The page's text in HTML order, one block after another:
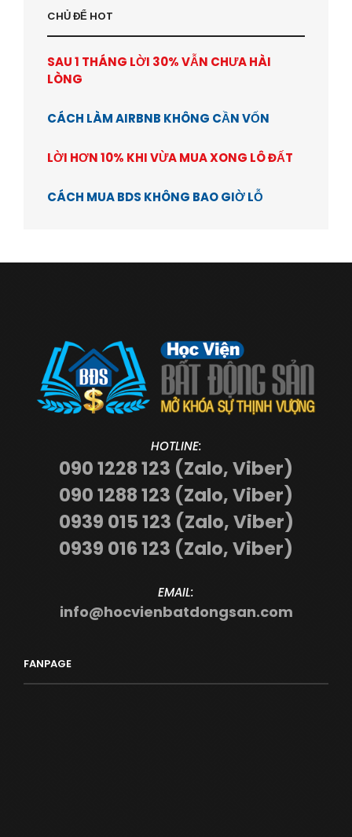
CHỦ ĐỂ HOT
SAU 1 THÁNG LỜI 30% VẪN CHƯA HÀI
LÒNG
CÁCH LÀM AIRBNB KHÔNG CẦN VỐN
LỜI HƠN 10% KHI VỪA MUA XONG LÔ ĐẤT
CÁCH MUA BDS KHÔNG BAO GIỜ LỖ
HOTLINE:
090 1228 123 (Zalo, Viber)
090 1288 123 (Zalo, Viber)
0939 015 123 (Zalo, Viber)
0939 016 123 (Zalo, Viber)
EMAIL:
info@hocvienbatdongsan.com
FANPAGE